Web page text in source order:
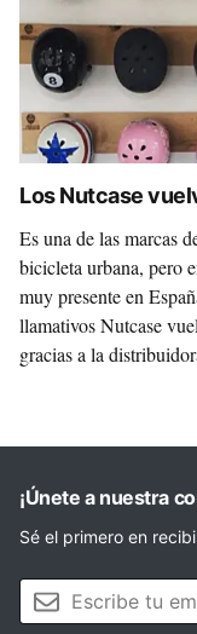
Los Nutcase
Es una de las marcas
bicicleta urbana, pero
muy presente en
llamativos Nutcase
gracias a la
¡Únete a nuestra
Sé el primero en
Tu email